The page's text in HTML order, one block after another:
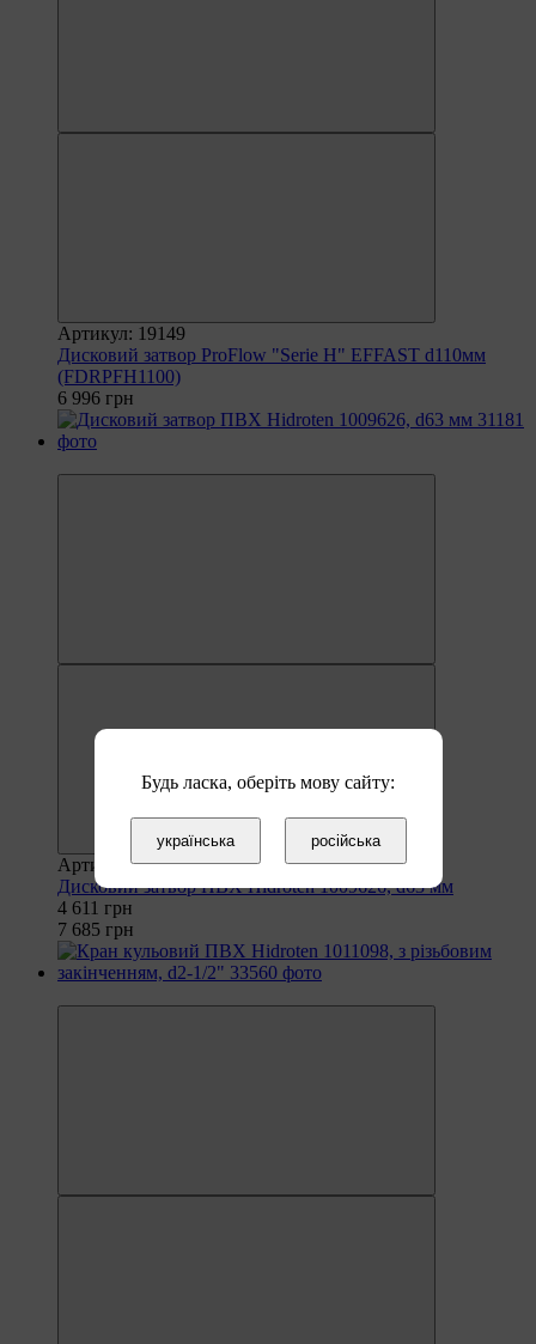
Артикул: 19149
Дисковий затвор ProFlow "Serie H" EFFAST d110мм
(FDRPFH1100)
6 996 грн
Артикул: 31181
Дисковий затвор ПВХ Hidroten 1009626, d63 мм
4 611 грн
7 685 грн
Будь ласка, оберіть мову сайту:
українська російська